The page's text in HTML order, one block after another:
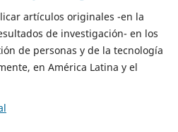
artículos originales -en la
de investigación- en los
de personas y de la tecnología
en América Latina y el